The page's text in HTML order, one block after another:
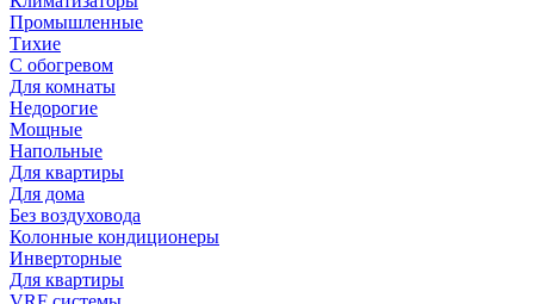
Промышленные
Тихие
С обогревом
Для комнаты
Недорогие
Мощные
Напольные
Для квартиры
Для дома
Без воздуховода
Колонные кондиционеры
Инверторные
Для квартиры